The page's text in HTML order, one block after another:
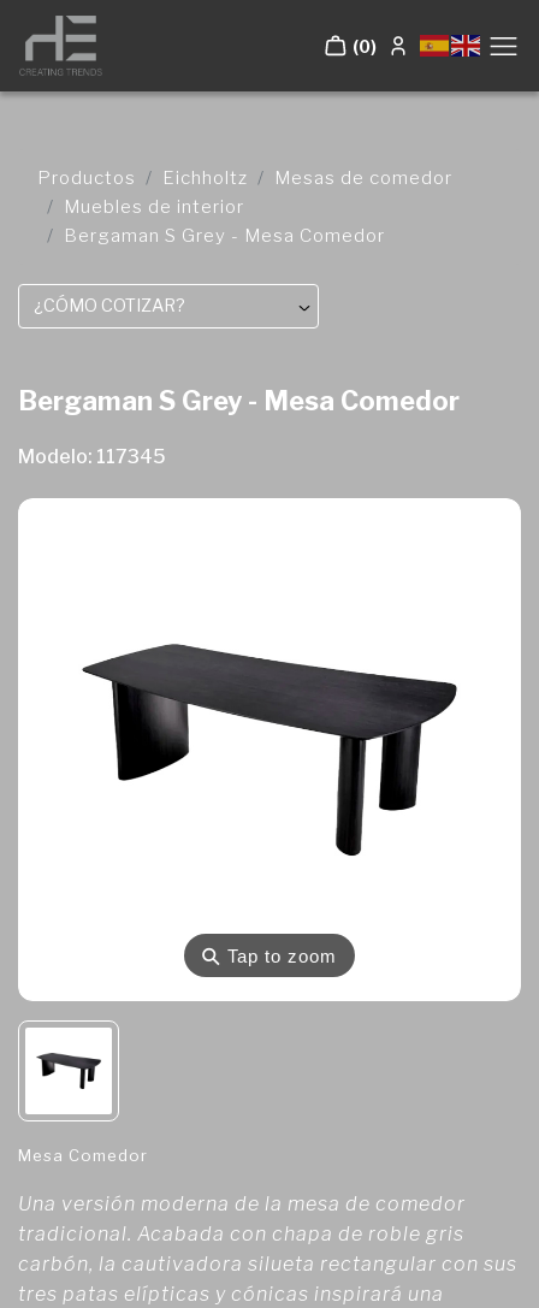
(0)
Productos Eichholtz
Mesas de comedor
Muebles de interior
Bergaman S Grey - Mesa Comedor
¿CÓMO COTIZAR?
Bergaman S Grey - Mesa Comedor
Modelo: 117345
⚲Tap to zoom
Mesa Comedor
Una versión moderna de la mesa de comedor
tradicional. Acabada con chapa de roble gris
carbón, la cautivadora silueta rectangular con sus
tres patas elípticas y cónicas inspirará una